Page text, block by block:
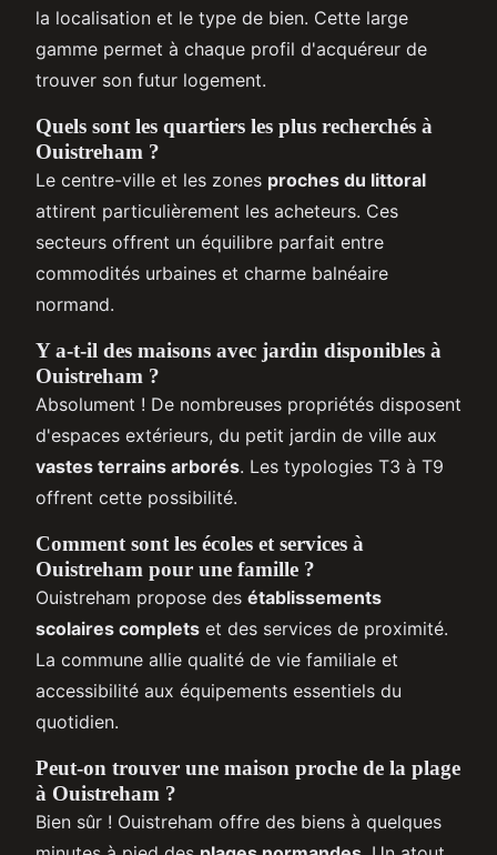
la localisation et le type de bien. Cette large
gamme permet à chaque profil d'acquéreur de
trouver son futur logement.
Quels sont les quartiers les plus recherchés à
Ouistreham ?
Le centre-ville et les zones proches du littoral
attirent particulièrement les acheteurs. Ces
secteurs offrent un équilibre parfait entre
commodités urbaines et charme balnéaire
normand.
Y a-t-il des maisons avec jardin disponibles à
Ouistreham ?
Absolument ! De nombreuses propriétés disposent
d'espaces extérieurs, du petit jardin de ville aux
vastes terrains arborés. Les typologies T3 à T9
offrent cette possibilité.
Comment sont les écoles et services à
Ouistreham pour une famille ?
Ouistreham propose des établissements
scolaires complets et des services de proximité.
La commune allie qualité de vie familiale et
accessibilité aux équipements essentiels du
quotidien.
Peut-on trouver une maison proche de la plage
à Ouistreham ?
Bien sûr ! Ouistreham offre des biens à quelques